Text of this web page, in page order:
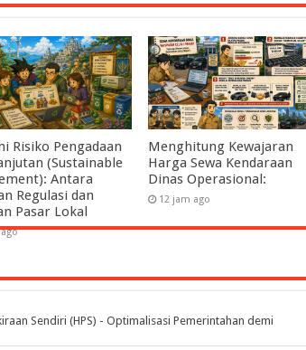
Risiko Pengadaan
(Sustainable
Antara
Regulasi dan
Pasar Lokal
Menghitung Kewajaran
Harga Sewa Kendaraan
Dinas Operasional:
12 jam ago
Sendiri (HPS) - Optimalisasi Pemerintahan demi